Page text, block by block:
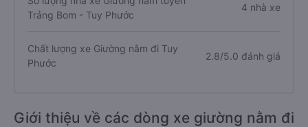
Trảng Bom - Tuy Phước
4 nhà xe
Chất lượng xe Giường nằm đi Tuy
Phước
2.8/5.0 đánh giá
Giới thiệu về các dòng xe giường nằm đi